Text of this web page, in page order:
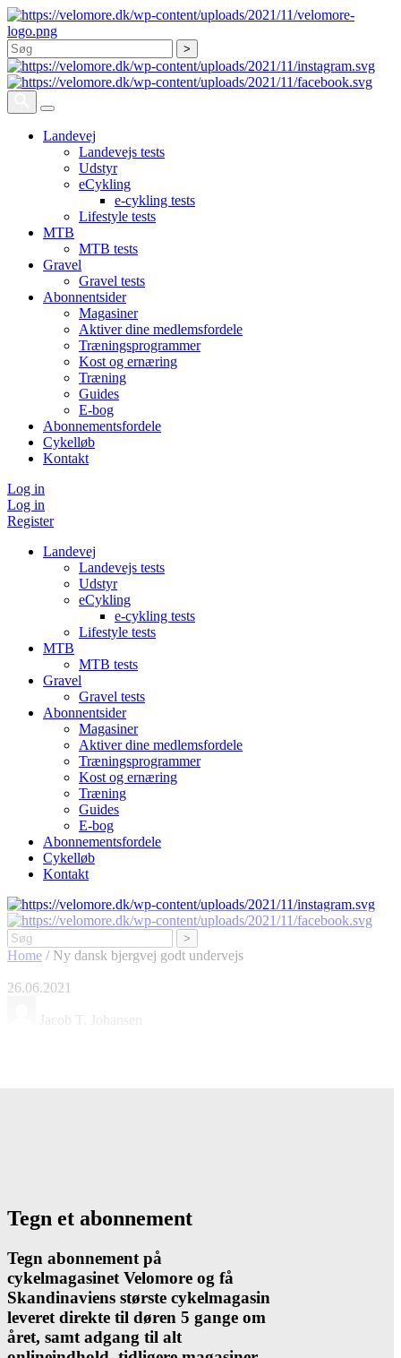
Søg
Landevej
Landevejs tests
Udstyr
eCykling
e-cykling tests
Lifestyle tests
MTB
MTB tests
Gravel
Gravel tests
Abonnentsider
Magasiner
Aktiver dine medlemsfordele
Træningsprogrammer
Kost og ernæring
Træning
Guides
E-bog
Abonnementsfordele
Cykelløb
Kontakt
Log in
Log in
Register
Landevej
Landevejs tests
Udstyr
eCykling
e-cykling tests
Lifestyle tests
MTB
MTB tests
Gravel
Gravel tests
Abonnentsider
Magasiner
Aktiver dine medlemsfordele
Træningsprogrammer
Kost og ernæring
Træning
Guides
E-bog
Abonnementsfordele
Cykelløb
Kontakt
Søg
Home / Ny dansk bjergvej godt undervejs
26.06.2021
Jacob T. Johansen
Tegn et abonnement
Tegn abonnement på
cykelmagasinet Velomore og få
Skandinaviens største cykelmagasin
leveret direkte til døren 5 gange om
året, samt adgang til alt